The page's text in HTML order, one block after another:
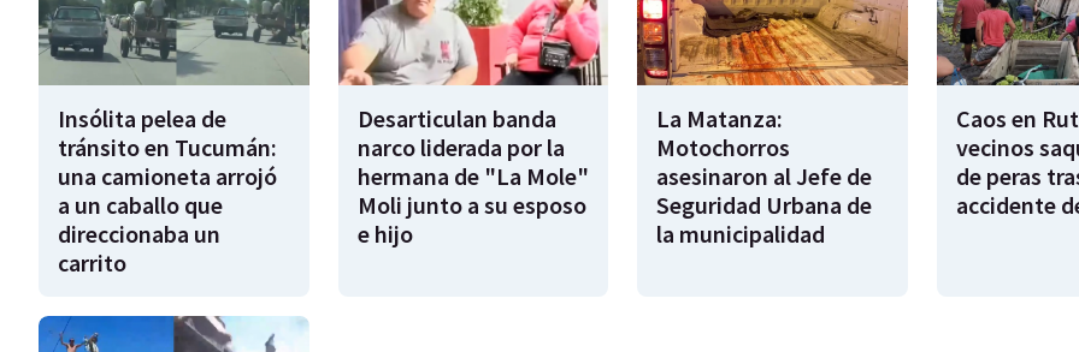
Insólita pelea de
tránsito en Tucumán:
una camioneta arrojó
a un caballo que
direccionaba un
carrito
Desarticulan banda
narco liderada por la
hermana de "La Mole"
Moli junto a su esposo
e hijo
La Matanza:
Motochorros
asesinaron al Jefe de
Seguridad Urbana de
la municipalidad
Caos en
vecinos
de peras
accidente